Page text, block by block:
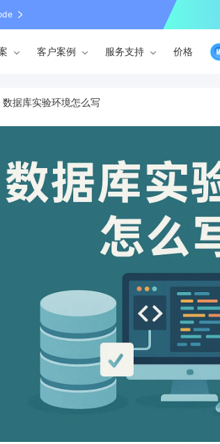
客户案例 服务支持 价格
数据库实验环境怎么写